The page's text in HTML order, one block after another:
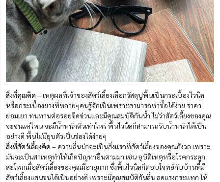
สิ่งที่คุณคิด – เหตุผลที่เจ้าของสัตว์เลี้ยงเลือกวัสดุปูพื้นเป็นกระเบื้องไวนิล
หรือกระเบื้องยางที่หลายๆคนรู้จักเป็นเพราะสามารถหาซื้อได้ง่าย ราคา
ย่อมเยา ทนทานต่อรอยขีดข่วนและมีคุณสมบัติกันน้ำ ไม่ว่าสัตว์เลี้ยงของคุณ
จะซนแค่ไหน จะมีน้ำหนักตัวเท่าไหร่ พื้นไวนิลก็สามารถรับน้ำหนักได้เป็น
อย่างดี พื้นไม่มียุบตัวเป็นร่องได้ง่ายๆ
สิ่งที่สัตว์เลี้ยงคิด – ความลื่นน่าจะเป็นสิ่งแรกที่สัตว์เลี้ยงของคุณกังวล เพราะ
มันจะเป็นสาเหตุทำให้เกิดปัญหาอื่นตามมา เช่น อุบัติเหตุหรือโรคกระดูก
สะโพกเมื่อสัตว์เลี้ยงของคุณมีอายุมาก ซึ่งพื้นไวนิลก็ตอบโจทย์กับบ้านที่มี
สัตว์เลี้ยงแสนซนได้เป็นอย่างดี เพราะมีคุณสมบัติกันลื่น ลดแรงกระแทก ให้